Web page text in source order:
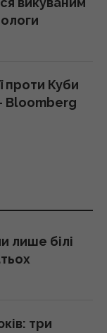
проти Куби
Bloomberg
що
ракет
лише білі
три